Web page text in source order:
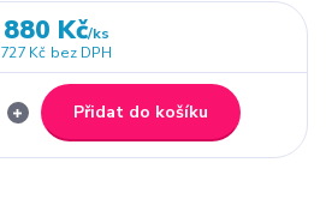
880 Kč/ks
727 Kč bez DPH
Přidat do košíku